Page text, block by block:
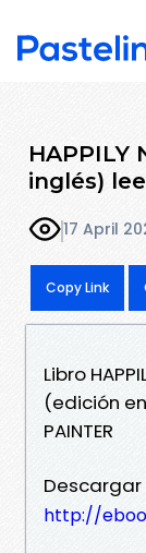
HAPPILY
inglés)
17 April
Copy Link
Libro
(edición
PAINTER
http://